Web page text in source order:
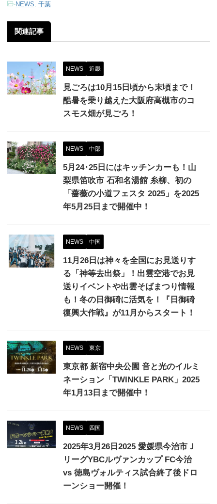
-NEWS, 千葉
関連記事
NEWS 近畿
見ごろは10月15日頃から末頃まで！
酷暑を乗り越えた大阪府高槻市のコ
スモス畑が見ごろ！
NEWS 中部
5月24･25日にはキッチンカーも！山
梨県笛吹市 石和名湯館 糸柳、初の
「薔薇の小道フェスタ 2025」を2025
年5月25日まで開催中！
NEWS 中国
11月26日は神々を全国にお見送りす
る「神等去出祭」！出雲空港でお見
送りイベントや出雲そばまつり情報
も！冬の日御碕に活気を！『日御碕
復興大作戦』が11月からスタート！
NEWS 東京
東京都 新宿中央公園 音と光のイルミ
ネーション「TWINKLE PARK」2025
年1月13日まで開催中！
NEWS 四国
2025年3月26日2025 愛媛県今治市Ｊ
リーグYBCルヴァンカップ FC今治
vs 徳島ヴォルティス試合終了後ドロ
ーンショー開催！